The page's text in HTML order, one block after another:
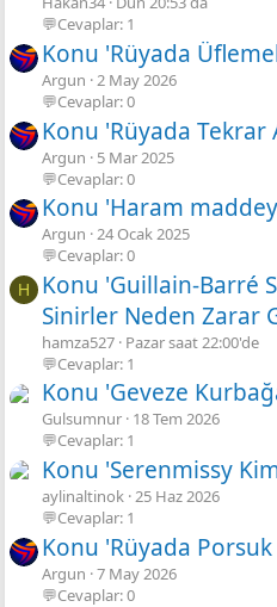
💬Cevaplar: 1
Konu 'Rüyada
Argun 2 May 2026
💬Cevaplar: 0
Konu 'Rüyada Tekrar
Argun
5 Mar 2025
💬Cevaplar: 0
Konu 'Haram
Argun 24 Ocak 2025
💬Cevaplar: 0
H
Konu 'Guillain-Barré
Sinirler Neden Zarar
hamza527 Pazar saat 22:00'de
💬Cevaplar: 1
Konu 'Geveze
Gulsumnur 18 Tem 2026
💬Cevaplar: 1
Konu 'Serenmissy
aylinaltinok 25 Haz 2026
💬Cevaplar: 1
Konu 'Rüyada
Argun 7 May 2026
💬Cevaplar: 0